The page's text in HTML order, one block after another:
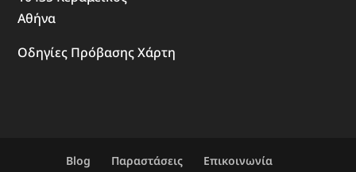
Αθήνα
Οδηγίες Πρόβασης Χάρτη
Blog Παραστάσεις Επικοινωνία